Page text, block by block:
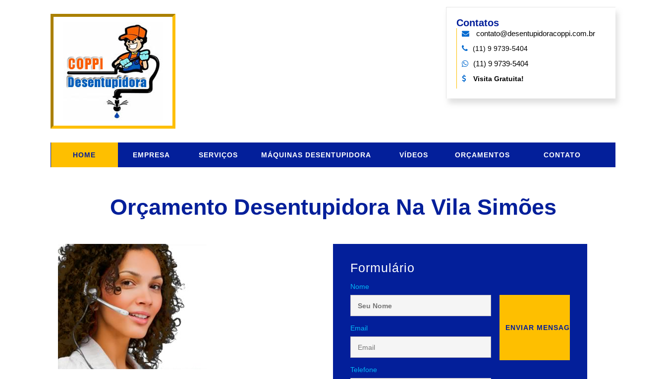
Contatos
contato@desentupidoracoppi.com.br
(11) 9 9739-5404
(11) 9 9739-5404
Visita Gratuita!
HOME EMPRESA SERVIÇOS MÁQUINAS DESENTUPIDORA VÍDEOS ORÇAMENTOS CONTATO
Orçamento Desentupidora Na Vila Simões
Formulário
Nome
Email
Telefone